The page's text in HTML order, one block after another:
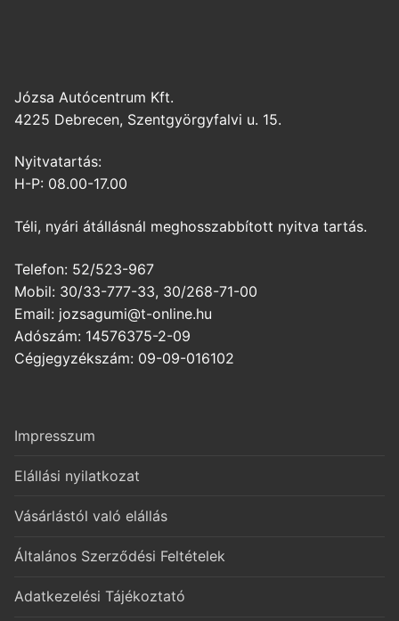
Józsa Autócentrum Kft.
4225 Debrecen, Szentgyörgyfalvi u. 15.
Nyitvatartás:
H-P: 08.00-17.00
Téli, nyári átállásnál meghosszabbított nyitva tartás.
Telefon: 52/523-967
Mobil: 30/33-777-33, 30/268-71-00
Email: jozsagumi@t-online.hu
Adószám: 14576375-2-09
Cégjegyzékszám: 09-09-016102
Impresszum
Elállási nyilatkozat
Vásárlástól való elállás
Általános Szerződési Feltételek
Adatkezelési Tájékoztató